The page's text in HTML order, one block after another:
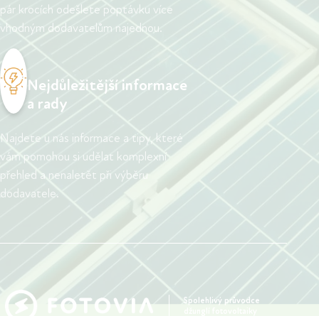
pár krocích odešlete poptávku více
vhodným dodavatelům najednou.
Nejdůležitější informace
a rady
Najdete u nás informace a tipy, které
vám pomohou si udělat komplexní
přehled a nenaletět při výběru
dodavatele.
Spolehlivý průvodce